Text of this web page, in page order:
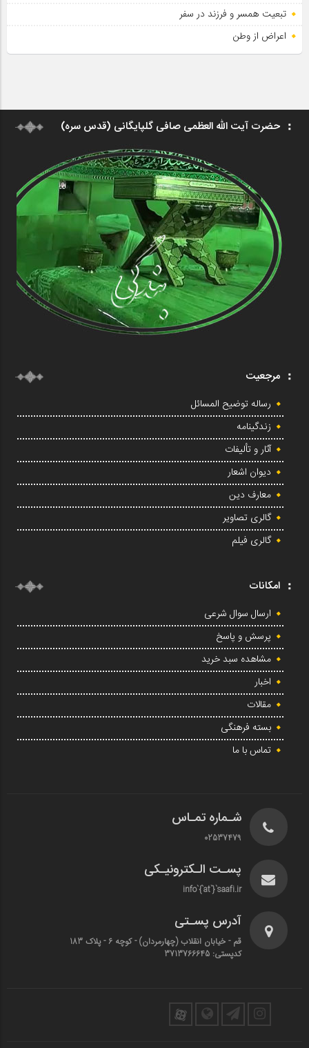
تبعیت همسر و فرزند در سفر
اعراض از وطن
حضرت آیت الله العظمی صافی گلپایگانی (قدس سره)
مرجعیت
رساله توضیح المسائل
زندگینامه
آثار و تألیفات
دیوان اشعار
معارف دین
گالری تصاویر
گالری فیلم
امکانات
ارسال سوال شرعی
پرسش و پاسخ
مشاهده سبد خرید
اخبار
مقالات
بسته فرهنگی
تماس با ما
شـماره تمـاس
02537479
پسـت الـکترونیـکی
info`{`at`}`saafi.ir
آدرس پسـتی
قم - خیابان انقلاب (چهارمردان)‌ - کوچه 6 - پلاک 183
کدپستی: 3713766645